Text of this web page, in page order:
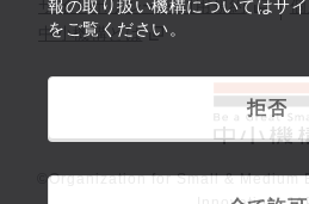
報の取り扱い機構についてはサ
をご覧ください。
拒否
サイトポリシー・利用規約
中小機構とは
©Organization for Small & Medium